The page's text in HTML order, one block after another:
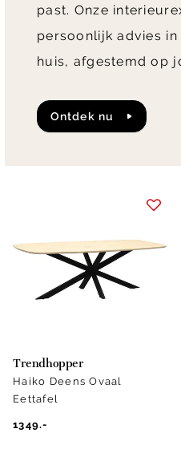
Trendhopper
Haiko Deens Ovaal
Eettafel
1349.-
past. Onze
persoonlijk advies
huis, afgestemd op
Ontdek nu